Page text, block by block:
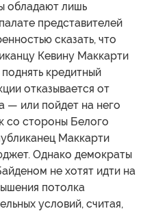
обладают лишь
представителей
сказать, что
Кевину Маккарти
кредитный
отказывается от
— или пойдет на него
со стороны Белого
Маккарти
Однако демократы
не хотят идти на
потолка
условий, считая,